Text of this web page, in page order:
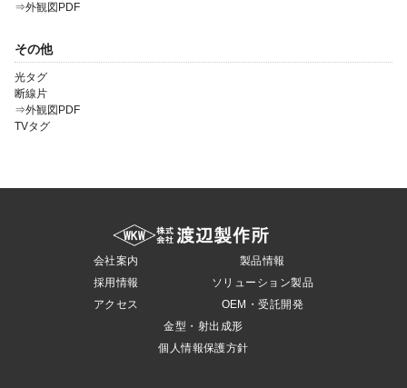
⇒外観図PDF
その他
光タグ
断線片
⇒外観図PDF
TVタグ
会社案内
採用情報
アクセス
製品情報
ソリューション製品
OEM・受託開発
金型・射出成形
個人情報保護方針